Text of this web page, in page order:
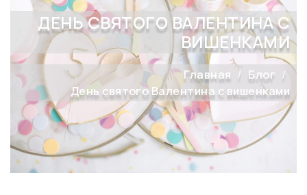
ДЕНЬ СВЯТОГО ВАЛЕНТИНА С
ВИШЕНКАМИ
Главная
Блог
День святого Валентина с вишенками